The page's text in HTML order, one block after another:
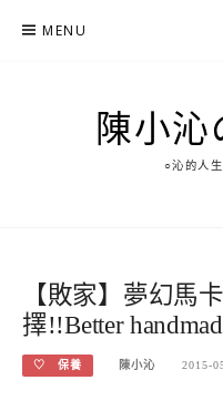
MENU
陳小沁
○沁的人
【敗家】夢幻馬
擇!!Better
♡ 保養 陳小沁 2015-